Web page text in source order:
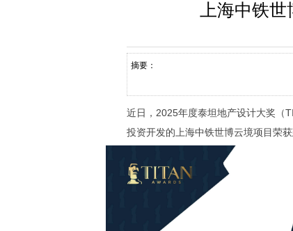
上海中铁
摘要：
近日，2025年度泰坦地产设计大奖（
投资开发的上海中铁世博云境项目荣获